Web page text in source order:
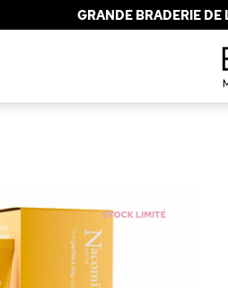
GRANDE BRADERIE